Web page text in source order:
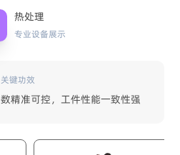
热处理
专业设备展示
关键功效
数精准可控，工件性能一致性强